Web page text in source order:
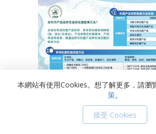
抗菌防黴測試服務
2024-04-23
本網站有使用Cookies。想了解更多，請瀏
策。
接受 Cookies